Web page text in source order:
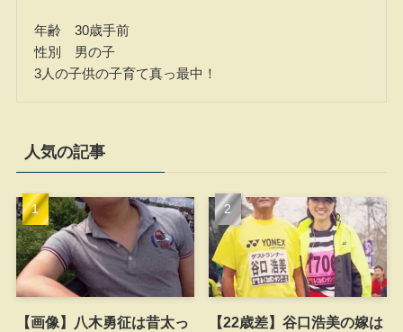
年齢 30歳手前
性別 男の子
3人の子供の子育て真っ最中！
人気の記事
【画像】八木勇征は昔太っ
【22歳差】谷口浩美の嫁は